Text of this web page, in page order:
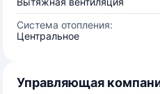
Система отопления:
Центральное
Управляющая